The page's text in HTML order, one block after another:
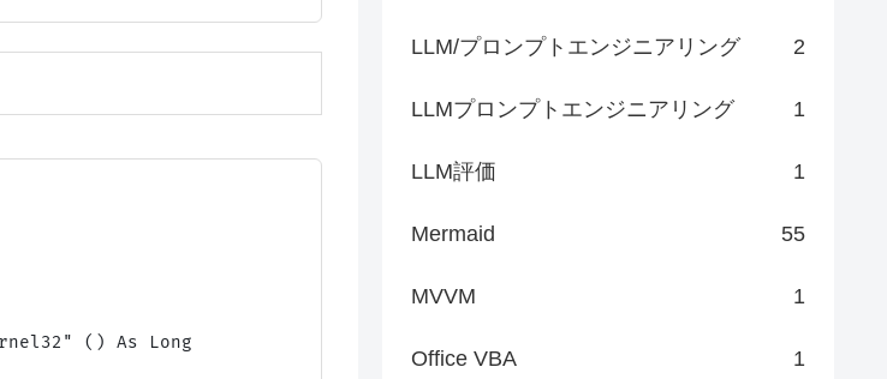
() As Long
LLM/プロンプトエンジニアリング 2
LLMプロンプトエンジニアリング 1
LLM評価 1
Mermaid 55
MVVM 1
Office VBA 1